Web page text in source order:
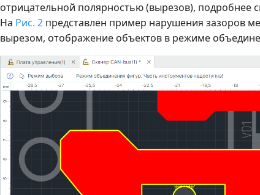
отрицательной полярностью (вырезов), подробнее
На Рис. 2 представлен пример нарушения зазоров
вырезом, отображение объектов в режиме